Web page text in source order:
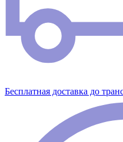
Бесплатная доставка до